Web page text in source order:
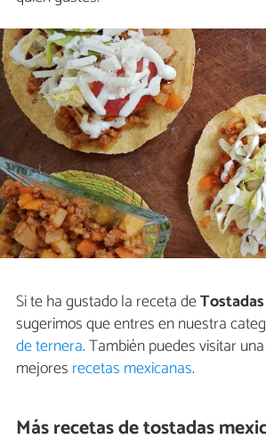
Si te ha gustado la receta de
sugerimos que entres en nuestra
de ternera. También puedes visitar
mejores recetas mexicanas.
Más recetas de tostadas